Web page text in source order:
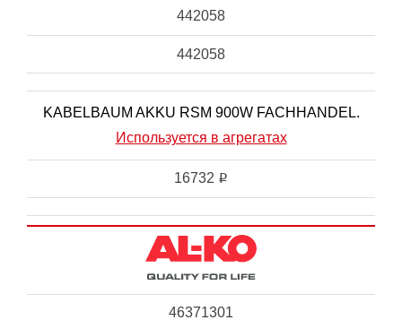
442058
442058
KABELBAUM AKKU RSM 900W FACHHANDEL.
Используется в агрегатах
16732 i
46371301